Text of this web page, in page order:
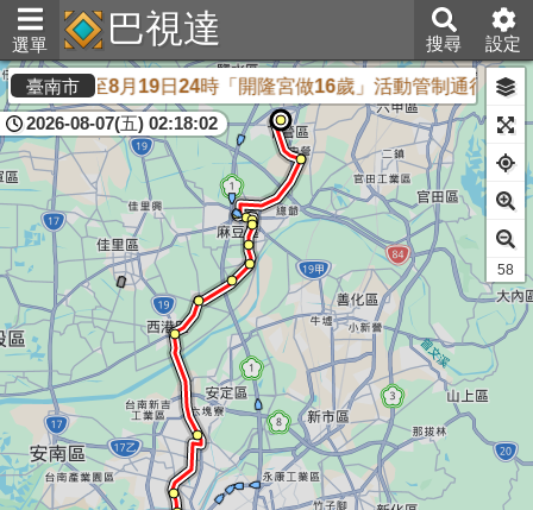
選單 巴視達 搜尋 設定
臺南市
日22時至8月19日24時「開隆宮做16歲」活動管制通行，活
2026-08-07(五) 02:18:02
55